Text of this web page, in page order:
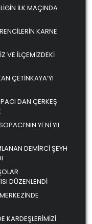
İLK MAÇINDA
KARNE
VE İLÇEMİZDEKİ
ÇETİNKAYA’YI
ÇERKEŞ
YENİ YIL
DEMİRCİ ŞEYH
DÜZENLENDİ
KARDEŞLERİMİZİ